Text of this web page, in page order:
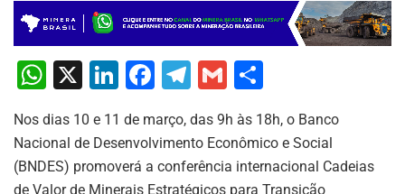
W
at
s
X
Li
k
e
F
c
e
T
e
gr
G
ai
l
ar
e
Nos dias 10 e 11 de março, das 9h às 18h, o Banco
Nacional de Desenvolvimento Econômico e Social
(BNDES) promoverá a conferência internacional Cadeias
de Valor de Minerais Estratégicos para Transição